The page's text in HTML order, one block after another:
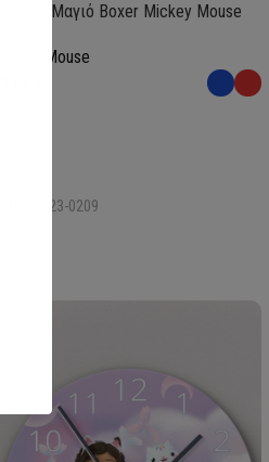
Παιδικό Μαγιό Boxer Mickey Mouse
Mickey Mouse
MIC23-0209